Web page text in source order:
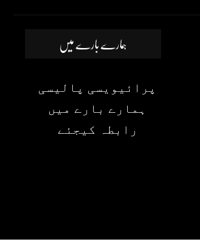
ہمارے بارے میں
پرائیویسی پالیسی
ہمارے بارے میں
رابطہ کیجئے